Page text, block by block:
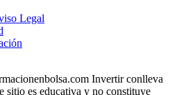
Legal
Invertir conlleva
sitio es educativa y no constituye